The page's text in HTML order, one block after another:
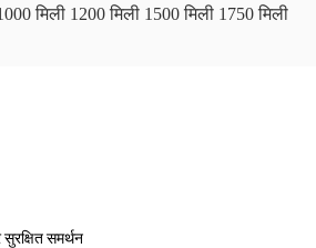
मिली 1200 मिली 1500 मिली 1750 मिली
समर्थन